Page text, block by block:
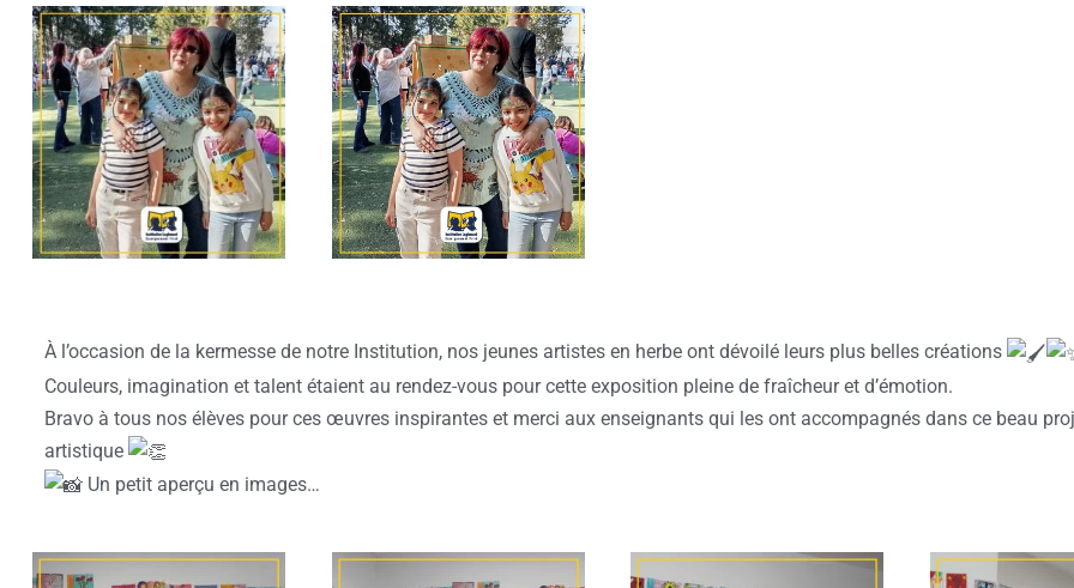
À l’occasion de la kermesse de notre Institution, nos jeunes artistes en herbe ont dévoilé leurs plus belles créations
Couleurs, imagination et talent étaient au rendez-vous pour cette exposition pleine de fraîcheur et d’émotion.
Bravo à tous nos élèves pour ces œuvres inspirantes et merci aux enseignants qui les ont accompagnés dans ce beau
artistique
Un petit aperçu en images…